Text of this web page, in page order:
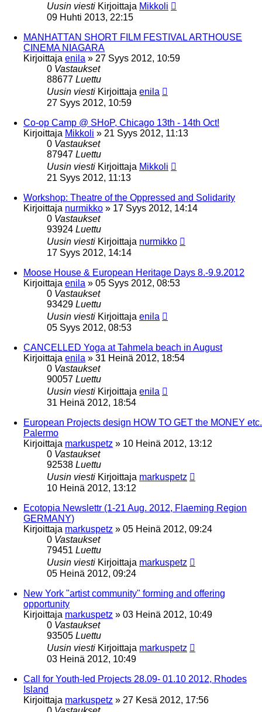
Uusin viesti Kirjoittaja Mikkoli
09 Huhti 2013, 22:15
MANHATTAN SHORT FILM FESTIVAL ARTHOUSE
CINEMA NIAGARA
Kirjoittaja enila » 27 Syys 2012, 10:59
0 Vastaukset
88677 Luettu
Uusin viesti Kirjoittaja enila
27 Syys 2012, 10:59
Co-op Camp @ SHoP, Chicago 13th - 14th Oct!
Kirjoittaja Mikkoli » 21 Syys 2012, 11:13
0 Vastaukset
87947 Luettu
Uusin viesti Kirjoittaja Mikkoli
21 Syys 2012, 11:13
Workshop: Theatre of the Oppressed and Solidarity
Kirjoittaja nurmikko » 17 Syys 2012, 14:14
0 Vastaukset
93924 Luettu
Uusin viesti Kirjoittaja nurmikko
17 Syys 2012, 14:14
Moose House & European Heritage Days 8.-9.9.2012
Kirjoittaja enila » 05 Syys 2012, 08:53
0 Vastaukset
93429 Luettu
Uusin viesti Kirjoittaja enila
05 Syys 2012, 08:53
CANCELLED Yoga at Tahmela beach in August
Kirjoittaja enila » 31 Heinä 2012, 18:54
0 Vastaukset
90057 Luettu
Uusin viesti Kirjoittaja enila
31 Heinä 2012, 18:54
European Projects design HOW TO GET the MONEY etc.
Palermo
Kirjoittaja markuspetz » 10 Heinä 2012, 13:12
0 Vastaukset
92538 Luettu
Uusin viesti Kirjoittaja markuspetz
10 Heinä 2012, 13:12
Ecotopia Newslettr (1-21 Aug. 2012, Flaeming Region
GERMANY)
Kirjoittaja markuspetz » 05 Heinä 2012, 09:24
0 Vastaukset
79451 Luettu
Uusin viesti Kirjoittaja markuspetz
05 Heinä 2012, 09:24
New York "artist community" forming and offering
opportunity
Kirjoittaja markuspetz » 03 Heinä 2012, 10:49
0 Vastaukset
93505 Luettu
Uusin viesti Kirjoittaja markuspetz
03 Heinä 2012, 10:49
Call for Youth-led Projects 28.09- 01.10 2012, Rhodes
Island
Kirjoittaja markuspetz » 27 Kesä 2012, 17:56